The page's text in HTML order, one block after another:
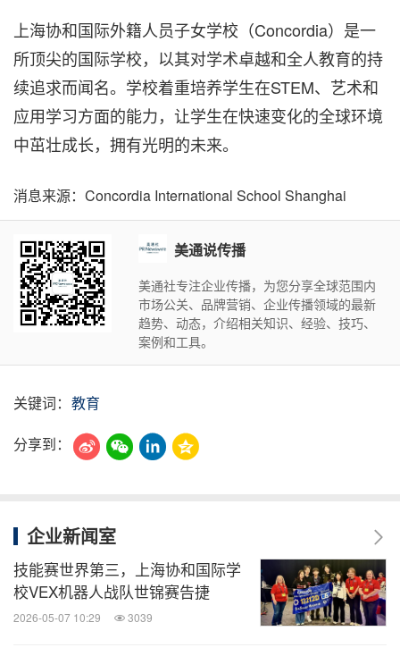
上海协和国际外籍人员子女学校（Concordia）是一
所顶尖的国际学校，以其对学术卓越和全人教育的持
续追求而闻名。学校着重培养学生在STEM、艺术和
应用学习方面的能力，让学生在快速变化的全球环境
中茁壮成长，拥有光明的未来。
消息来源：Concordia International School Shanghai
美通说传播
美通社专注企业传播，为您分享全球范围内
市场公关、品牌营销、企业传播领域的最新
趋势、动态，介绍相关知识、经验、技巧、
案例和工具。
关键词： 教育
分享到：
企业新闻室
技能赛世界第三，上海协和国际学
校VEX机器人战队世锦赛告捷
2026-05-07 10:29 3039